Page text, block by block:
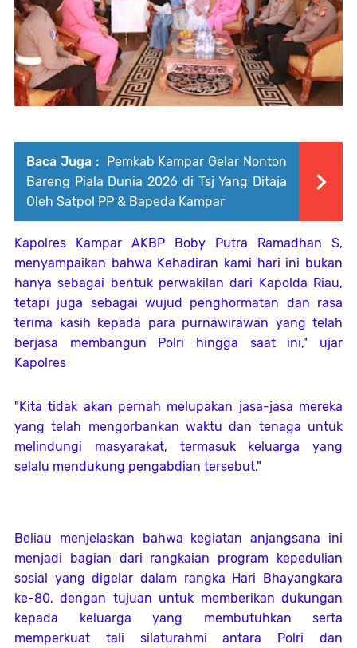
Baca Juga : Pemkab Kampar Gelar Nonton
Bareng Piala Dunia 2026 di Tsj Yang Ditaja
Oleh Satpol PP & Bapeda Kampar
Kapolres Kampar AKBP Boby Putra Ramadhan S,
menyampaikan bahwa Kehadiran kami hari ini bukan
hanya sebagai bentuk perwakilan dari Kapolda Riau,
tetapi juga sebagai wujud penghormatan dan rasa
terima kasih kepada para purnawirawan yang telah
berjasa membangun Polri hingga saat ini," ujar
Kapolres
"Kita tidak akan pernah melupakan jasa-jasa mereka
yang telah mengorbankan waktu dan tenaga untuk
melindungi masyarakat, termasuk keluarga yang
selalu mendukung pengabdian tersebut."
Beliau menjelaskan bahwa kegiatan anjangsana ini
menjadi bagian dari rangkaian program kepedulian
sosial yang digelar dalam rangka Hari Bhayangkara
ke-80, dengan tujuan untuk memberikan dukungan
kepada keluarga yang membutuhkan serta
memperkuat tali silaturahmi antara Polri dan